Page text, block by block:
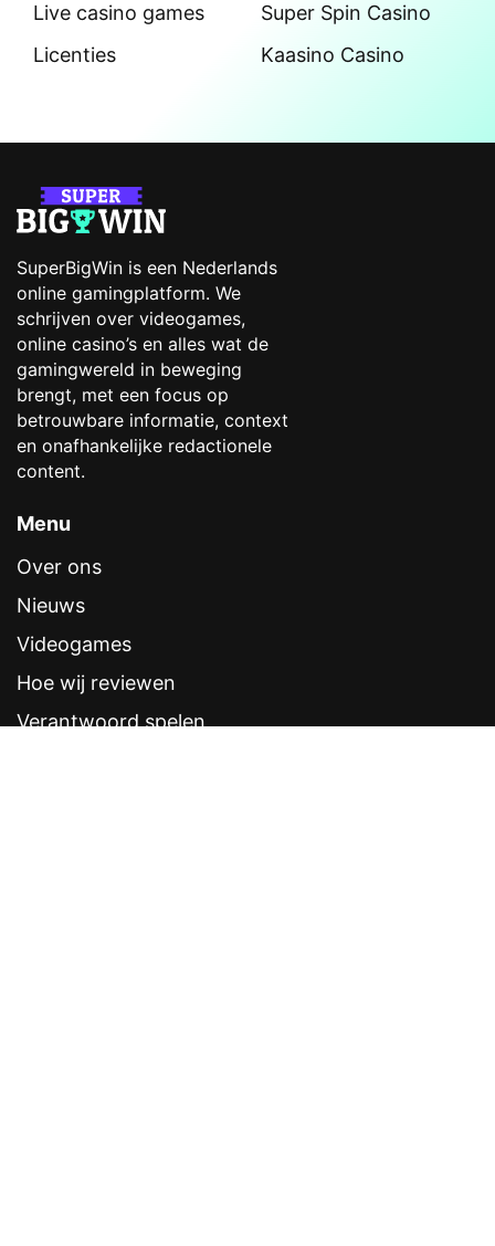
Live casino games
Licenties
Super Spin Casino
Kaasino Casino
SuperBigWin is een Nederlands
online gamingplatform. We
schrijven over videogames,
online casino’s en alles wat de
gamingwereld in beweging
brengt, met een focus op
betrouwbare informatie, context
en onafhankelijke redactionele
content.
Menu
Over ons
Nieuws
Videogames
Hoe wij reviewen
Verantwoord spelen